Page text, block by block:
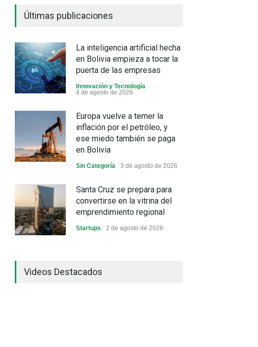
Últimas publicaciones
La inteligencia artificial hecha
en Bolivia empieza a tocar la
puerta de las empresas
Innovación y Tecnología
4 de agosto de 2026
Europa vuelve a temer la
inflación por el petróleo, y
ese miedo también se paga
en Bolivia
Sin Categoría 3 de agosto de 2026
Santa Cruz se prepara para
convertirse en la vitrina del
emprendimiento regional
Startups 2 de agosto de 2026
industrial y el golpe puede
Videos Destacados